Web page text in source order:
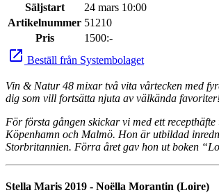
Säljstart
24 mars 10:00
Artikelnummer 51210
Pris
1500:-
launch Beställ från Systembolaget
Vin & Natur 48 mixar två vita vårtecken med
dig som vill fortsätta njuta av välkända
För första gången skickar vi med ett
Köpenhamn och Malmö. Hon är utbildad
Storbritannien. Förra året gav hon ut boken
Stella Maris 2019 - Noëlla Morantin (Loire)